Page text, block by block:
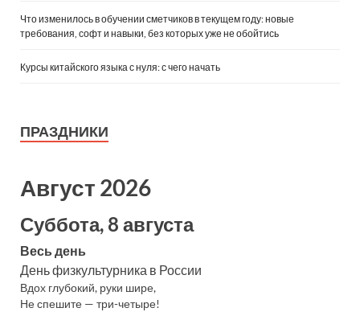
Что изменилось в обучении сметчиков в текущем году: новые
требования, софт и навыки, без которых уже не обойтись
Курсы китайского языка с нуля: с чего начать
ПРАЗДНИКИ
Август 2026
Суббота, 8 августа
Весь день
День физкультурника в России
Вдох глубокий, руки шире,
Не спешите — три-четыре!